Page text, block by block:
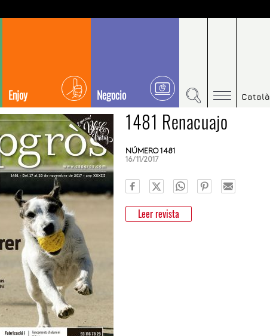
Enjoy Negocio Català
1481 Renacuajo
NÚMERO 1481
16/11/2017
Leer revista